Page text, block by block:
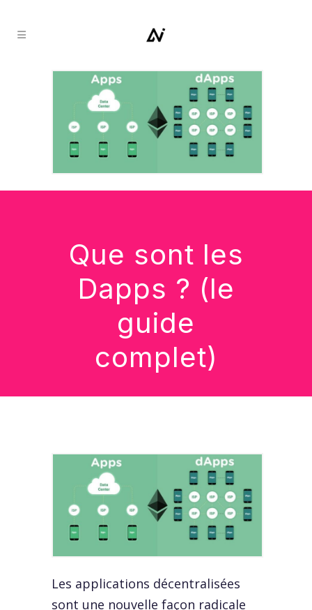
Que sont les
Dapps ? (le
guide
complet)
Les applications décentralisées
sont une nouvelle façon radicale